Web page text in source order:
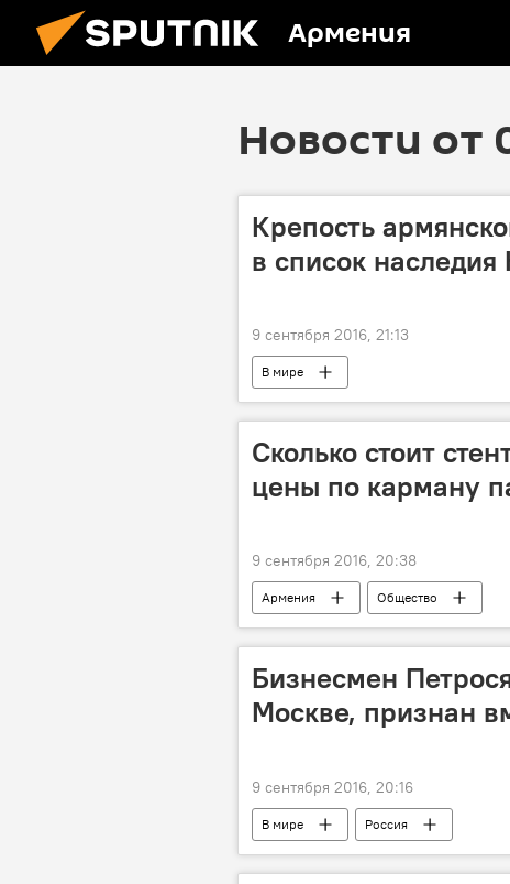
Армения
Новости от
Крепость
в список
9 сентября 2016, 21:13
В мире
Сколько стоит
цены по карману
9 сентября 2016, 20:38
Армения Общество
Бизнесмен
Москве, признан
9 сентября 2016, 20:16
В мире Россия